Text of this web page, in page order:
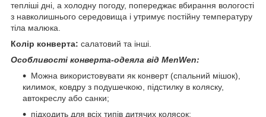
тепліші дні, а холодну погоду, попереджає вбирання вологості
з навколишнього середовища і утримує постійну температуру
тіла малюка.
Колір конверта: салатовий та інші.
Особливості конверта-одеяла від MenWen:
Можна використовувати як конверт (спальний мішок),
килимок, ковдру з подушечкою, підстилку в коляску,
автокреслу або санки;
підходить для всіх типів дитячих колясок;